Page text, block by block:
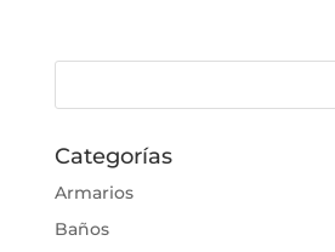
Categorías
Armarios
Baños